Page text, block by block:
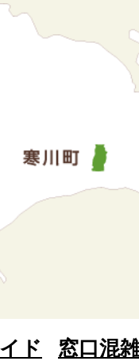
ド
窓口混